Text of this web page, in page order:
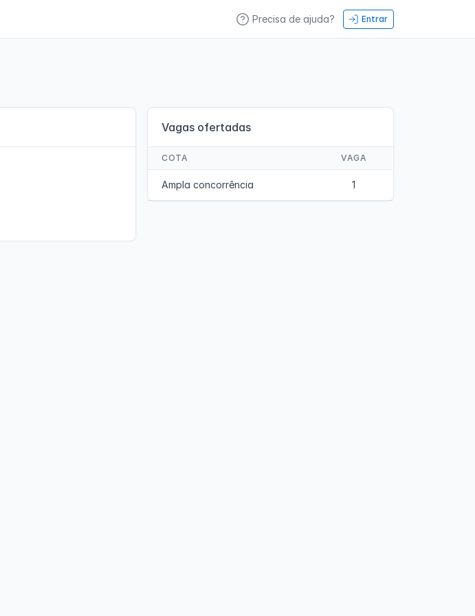
Entrar
Precisa de ajuda?
Vagas ofertadas
COTA VAGA
Ampla concorrência 1